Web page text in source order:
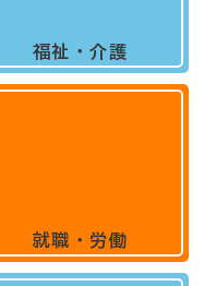
福祉・介護
就職・労働